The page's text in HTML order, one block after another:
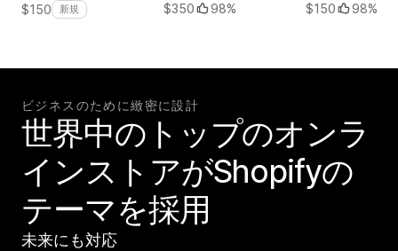
$150
新規
$350
98%
$150
98%
ビジネスのために緻密に設計
世界中のトップのオンラ
インストアがShopifyの
テーマを採用
未来にも対応